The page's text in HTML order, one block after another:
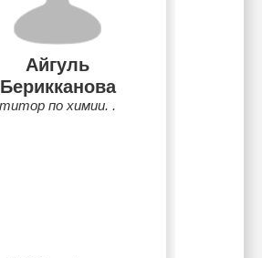
Айгуль
Берикканова
Репетитор по химии. .